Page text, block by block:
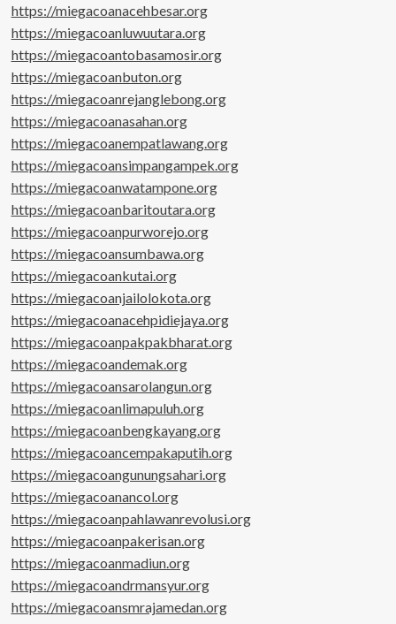
https://miegacoanacehbesar.org
https://miegacoanluwuutara.org
https://miegacoantobasamosir.org
https://miegacoanbuton.org
https://miegacoanrejanglebong.org
https://miegacoanasahan.org
https://miegacoanempatlawang.org
https://miegacoansimpangampek.org
https://miegacoanwatampone.org
https://miegacoanbaritoutara.org
https://miegacoanpurworejo.org
https://miegacoansumbawa.org
https://miegacoankutai.org
https://miegacoanjailolokota.org
https://miegacoanacehpidiejaya.org
https://miegacoanpakpakbharat.org
https://miegacoandemak.org
https://miegacoansarolangun.org
https://miegacoanlimapuluh.org
https://miegacoanbengkayang.org
https://miegacoancempakaputih.org
https://miegacoangunungsahari.org
https://miegacoanancol.org
https://miegacoanpahlawanrevolusi.org
https://miegacoanpakerisan.org
https://miegacoanmadiun.org
https://miegacoandrmansyur.org
https://miegacoansmrajamedan.org